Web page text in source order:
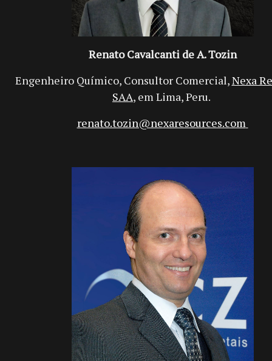
Renato Cavalcanti de A. Tozin
Engenheiro Químico, Consultor Comercial,Nexa
SAA, em Lima, Peru.
renato.tozin@nexaresources.com